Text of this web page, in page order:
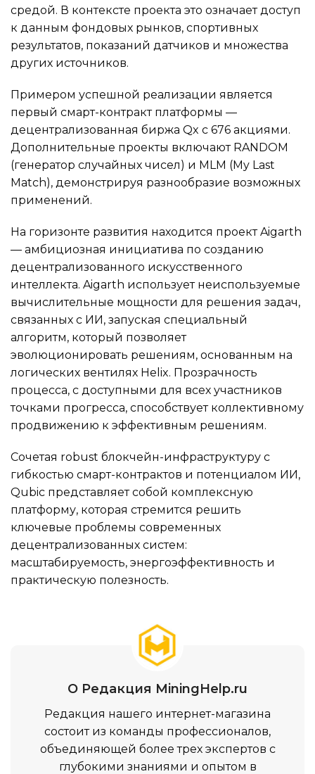
средой. В контексте проекта это означает доступ
к данным фондовых рынков, спортивных
результатов, показаний датчиков и множества
других источников.
Примером успешной реализации является
первый смарт-контракт платформы —
децентрализованная биржа Qx с 676 акциями.
Дополнительные проекты включают RANDOM
(генератор случайных чисел) и MLM (My Last
Match), демонстрируя разнообразие возможных
применений.
На горизонте развития находится проект Aigarth
— амбициозная инициатива по созданию
децентрализованного искусственного
интеллекта. Aigarth использует неиспользуемые
вычислительные мощности для решения задач,
связанных с ИИ, запуская специальный
алгоритм, который позволяет
эволюционировать решениям, основанным на
логических вентилях Helix. Прозрачность
процесса, с доступными для всех участников
точками прогресса, способствует коллективному
продвижению к эффективным решениям.
Сочетая robust блокчейн-инфраструктуру с
гибкостью смарт-контрактов и потенциалом ИИ,
Qubic представляет собой комплексную
платформу, которая стремится решить
ключевые проблемы современных
децентрализованных систем:
масштабируемость, энергоэффективность и
практическую полезность.
О Редакция MiningHelp.ru
Редакция нашего интернет-магазина
состоит из команды профессионалов,
объединяющей более трех экспертов с
глубокими знаниями и опытом в